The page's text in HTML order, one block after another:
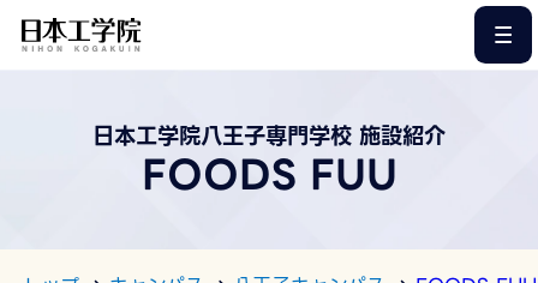
日本工学院八王子専門学校 施設紹介
FOODS FUU